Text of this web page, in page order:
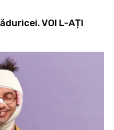
VOI L-AȚI